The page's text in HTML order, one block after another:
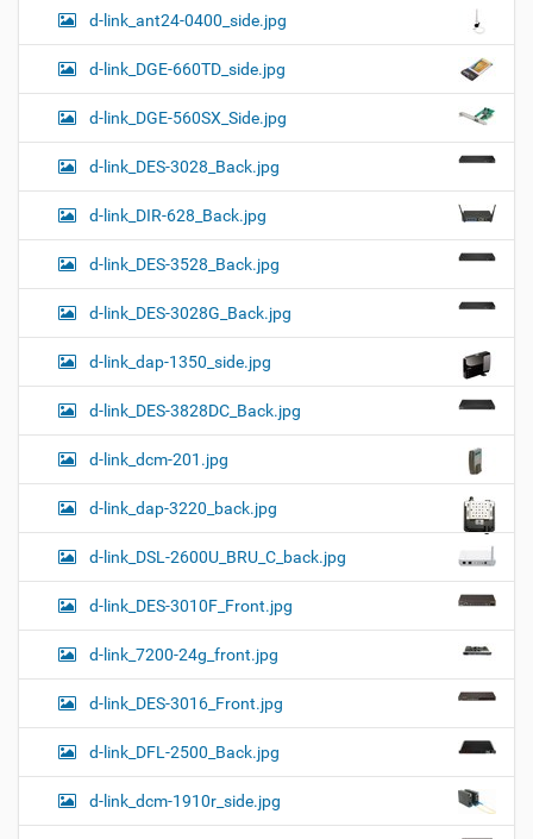
d-link_ant24-0400_side.jpg
d-link_DGE-660TD_side.jpg
d-link_DGE-560SX_Side.jpg
d-link_DES-3028_Back.jpg
d-link_DIR-628_Back.jpg
d-link_DES-3528_Back.jpg
d-link_DES-3028G_Back.jpg
d-link_dap-1350_side.jpg
d-link_DES-3828DC_Back.jpg
d-link_dcm-201.jpg
d-link_dap-3220_back.jpg
d-link_DSL-2600U_BRU_C_back.jpg
d-link_DES-3010F_Front.jpg
d-link_7200-24g_front.jpg
d-link_DES-3016_Front.jpg
d-link_DFL-2500_Back.jpg
d-link_dcm-1910r_side.jpg